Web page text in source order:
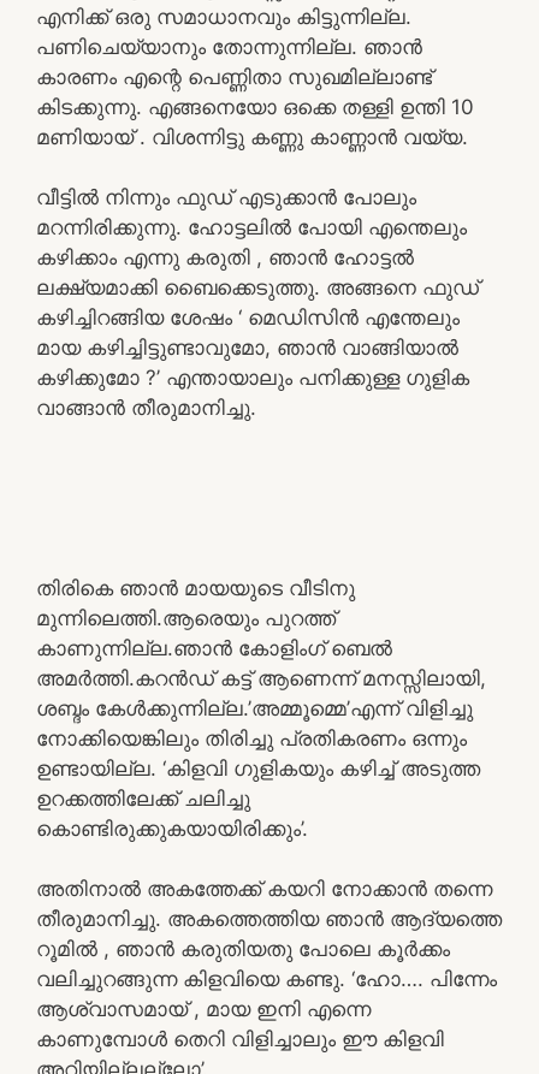
എനിക്ക് ഒരു സമാധാനവും കിട്ടുന്നില്ല.
പണിചെയ്യാനും തോന്നുന്നില്ല. ഞാൻ
കാരണം എന്റെ പെണ്ണിതാ സുഖമില്ലാണ്ട്
കിടക്കുന്നു. എങ്ങനെയോ ഒക്കെ തള്ളി ഉന്തി 10
മണിയായ് . വിശന്നിട്ടു കണ്ണു കാണ്ണാൻ വയ്യ.
വീട്ടിൽ നിന്നും ഫുഡ് എടുക്കാൻ പോലും
മറന്നിരിക്കുന്നു. ഹോട്ടലിൽ പോയി എന്തെലും
കഴിക്കാം എന്നു കരുതി , ഞാൻ ഹോട്ടൽ
ലക്ഷ്യമാക്കി ബൈക്കെടുത്തു. അങ്ങനെ ഫുഡ്
കഴിച്ചിറങ്ങിയ ശേഷം ‘ മെഡിസിൻ എന്തേലും
മായ കഴിച്ചിട്ടുണ്ടാവുമോ, ഞാൻ വാങ്ങിയാൽ
കഴിക്കുമോ ?’ എന്തായാലും പനിക്കുള്ള ഗുളിക
വാങ്ങാൻ തീരുമാനിച്ചു.
തിരികെ ഞാൻ മായയുടെ വീടിനു
മുന്നിലെത്തി.ആരെയും പുറത്ത്
കാണുന്നില്ല.ഞാൻ കോളിംഗ് ബെൽ
അമർത്തി.കറൻഡ് കട്ട് ആണെന്ന് മനസ്സിലായി,
ശബ്ദം കേൾക്കുന്നില്ല.’അമ്മൂമ്മെ’എന്ന് വിളിച്ചു
നോക്കിയെങ്കിലും തിരിച്ചു പ്രതികരണം ഒന്നും
ഉണ്ടായില്ല. ‘കിളവി ഗുളികയും കഴിച്ച് അടുത്ത
ഉറക്കത്തിലേക്ക് ചലിച്ചു
കൊണ്ടിരുക്കുകയായിരിക്കും’.
അതിനാൽ അകത്തേക്ക് കയറി നോക്കാൻ തന്നെ
തീരുമാനിച്ചു. അകത്തെത്തിയ ഞാൻ ആദ്യത്തെ
റൂമിൽ , ഞാൻ കരുതിയതു പോലെ കൂർക്കം
വലിച്ചുറങ്ങുന്ന കിളവിയെ കണ്ടു. ‘ഹോ…. പിന്നേം
ആശ്വാസമായ് , മായ ഇനി എന്നെ
കാണുമ്പോൾ തെറി വിളിച്ചാലും ഈ കിളവി
അറിയില്ലല്ലോ’.